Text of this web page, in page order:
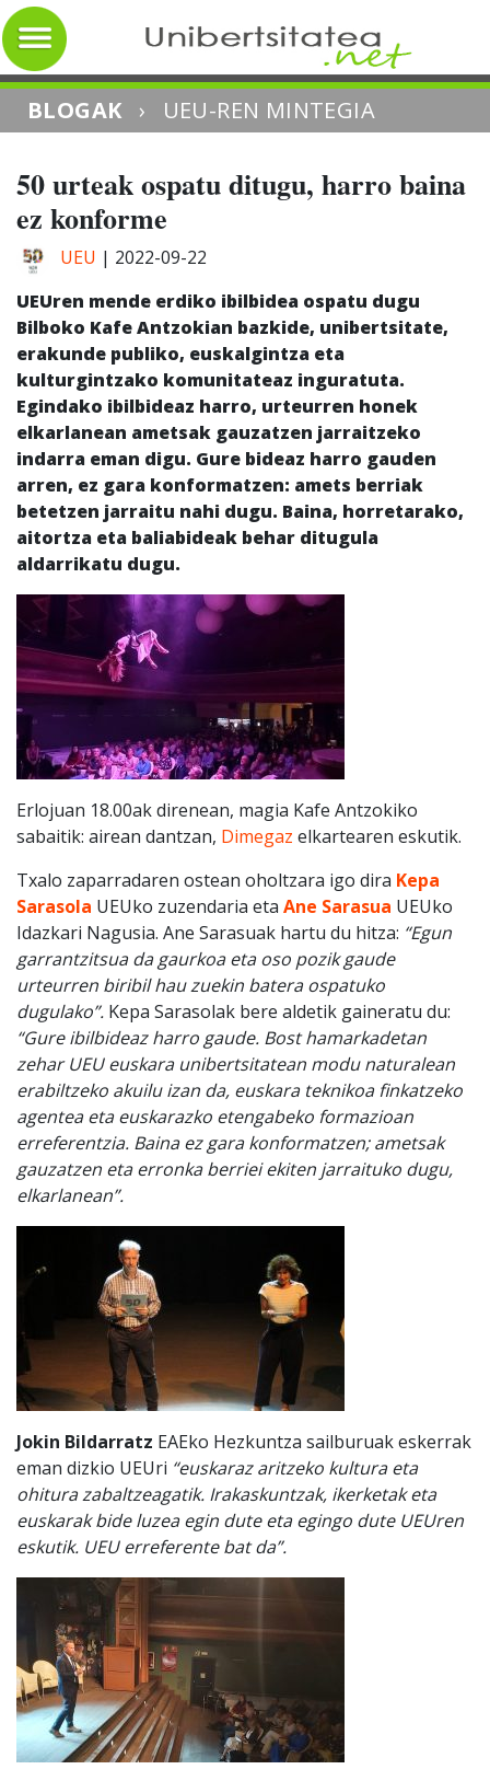
BLOGAK › UEU-REN MINTEGIA
50 urteak ospatu ditugu, harro baina
ez konforme
UEU | 2022-09-22
UEUren mende erdiko ibilbidea ospatu dugu
Bilboko Kafe Antzokian bazkide, unibertsitate,
erakunde publiko, euskalgintza eta
kulturgintzako komunitateaz inguratuta.
Egindako ibilbideaz harro, urteurren honek
elkarlanean ametsak gauzatzen jarraitzeko
indarra eman digu. Gure bideaz harro gauden
arren, ez gara konformatzen: amets berriak
betetzen jarraitu nahi dugu. Baina, horretarako,
aitortza eta baliabideak behar ditugula
aldarrikatu dugu.
Erlojuan 18.00ak direnean, magia Kafe Antzokiko
sabaitik: airean dantzan, Dimegaz elkartearen eskutik.
Txalo zaparradaren ostean oholtzara igo dira Kepa
Sarasola UEUko zuzendaria eta Ane Sarasua UEUko
Idazkari Nagusia. Ane Sarasuak hartu du hitza: “Egun
garrantzitsua da gaurkoa eta oso pozik gaude
urteurren biribil hau zuekin batera ospatuko
dugulako”. Kepa Sarasolak bere aldetik gaineratu du:
“Gure ibilbideaz harro gaude. Bost hamarkadetan
zehar UEU euskara unibertsitatean modu naturalean
erabiltzeko akuilu izan da, euskara teknikoa finkatzeko
agentea eta euskarazko etengabeko formazioan
erreferentzia. Baina ez gara konformatzen; ametsak
gauzatzen eta erronka berriei ekiten jarraituko dugu,
elkarlanean”.
Jokin Bildarratz EAEko Hezkuntza sailburuak eskerrak
eman dizkio UEUri “euskaraz aritzeko kultura eta
ohitura zabaltzeagatik. Irakaskuntzak, ikerketak eta
euskarak bide luzea egin dute eta egingo dute UEUren
eskutik. UEU erreferente bat da”.